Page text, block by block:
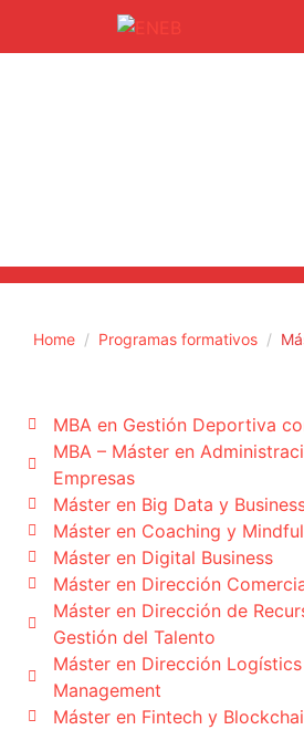
Home Programas formativos
MBA en Gestión Deportiva
MBA – Máster en
Empresas
Máster en Big Data y
Máster en Coaching y
Máster en Digital Business
Máster en Dirección
Máster en Dirección de
Gestión del Talento
Máster en Dirección
Management
Máster en Fintech y